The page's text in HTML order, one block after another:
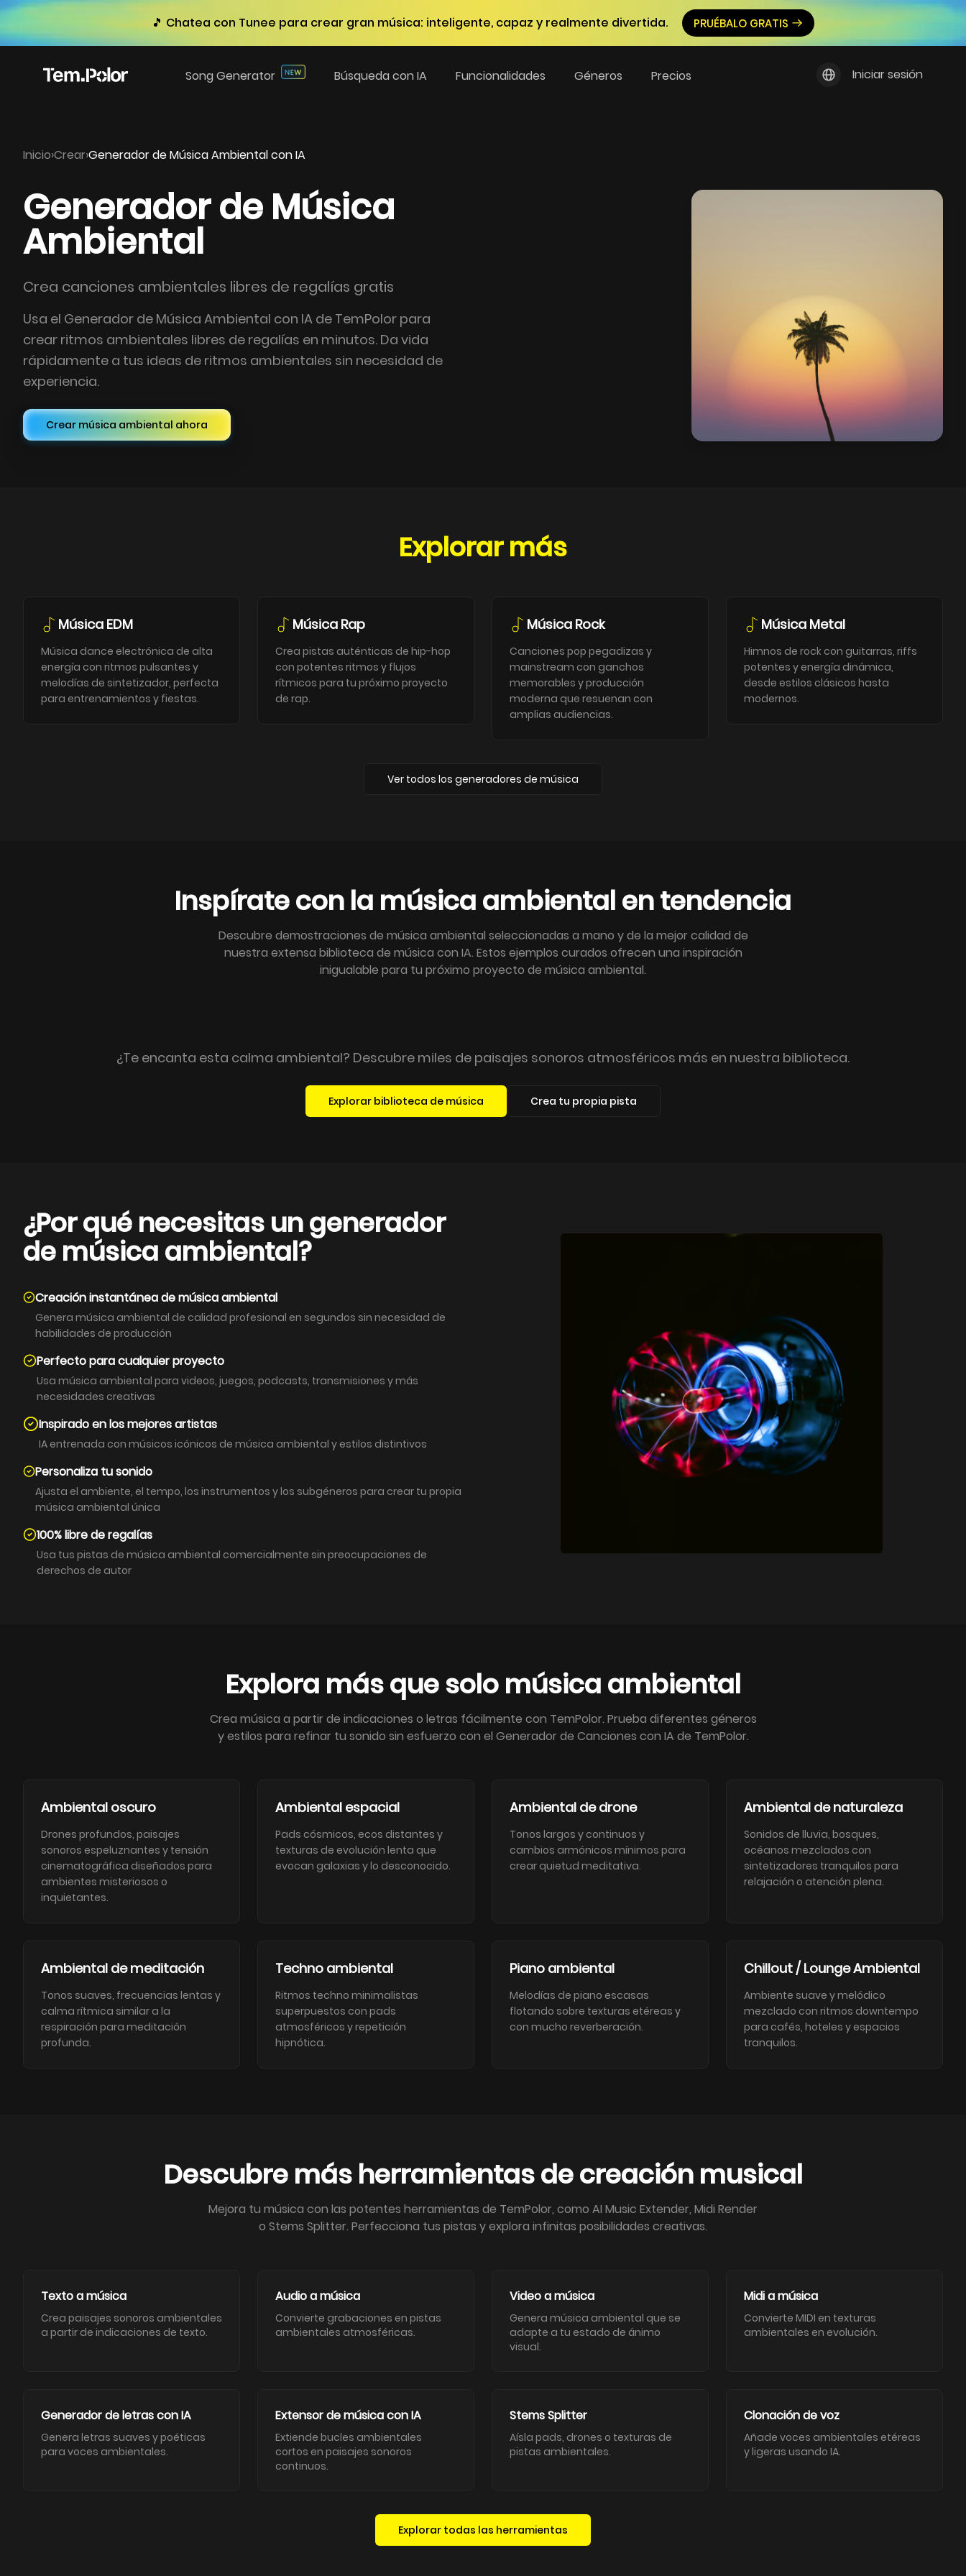
🎵 Chatea con Tunee para crear gran música: inteligente, capaz y realmente divertida. PRUÉBALO GRATIS
Song Generator Búsqueda con IA Funcionalidades Géneros Precios Iniciar sesión
Inicio›Crear›Generador de Música Ambiental con IA
Generador de Música
Ambiental
Crea canciones ambientales libres de regalías gratis
Usa el Generador de Música Ambiental con IA de TemPolor para
crear ritmos ambientales libres de regalías en minutos. Da vida
rápidamente a tus ideas de ritmos ambientales sin necesidad de
experiencia.
Crear música ambiental ahora
Explorar más
Música EDM
Música dance electrónica de alta
energía con ritmos pulsantes y
melodías de sintetizador, perfecta
para entrenamientos y fiestas.
Música Rap
Crea pistas auténticas de hip-hop
con potentes ritmos y flujos
rítmicos para tu próximo proyecto
de rap.
Música Rock
Canciones pop pegadizas y
mainstream con ganchos
memorables y producción
moderna que resuenan con
amplias audiencias.
Música Metal
Himnos de rock con guitarras, riffs
potentes y energía dinámica,
desde estilos clásicos hasta
modernos.
Ver todos los generadores de música
Inspírate con la música ambiental en tendencia
Descubre demostraciones de música ambiental seleccionadas a mano y de la mejor calidad de
nuestra extensa biblioteca de música con IA. Estos ejemplos curados ofrecen una inspiración
inigualable para tu próximo proyecto de música ambiental.
¿Te encanta esta calma ambiental? Descubre miles de paisajes sonoros atmosféricos más en nuestra biblioteca.
Explorar biblioteca de música Crea tu propia pista
¿Por qué necesitas un generador
de música ambiental?
Creación instantánea de música ambiental
Genera música ambiental de calidad profesional en segundos sin necesidad de
habilidades de producción
Perfecto para cualquier proyecto
Usa música ambiental para videos, juegos, podcasts, transmisiones y más
necesidades creativas
Inspirado en los mejores artistas
IA entrenada con músicos icónicos de música ambiental y estilos distintivos
Personaliza tu sonido
Ajusta el ambiente, el tempo, los instrumentos y los subgéneros para crear tu propia
música ambiental única
100% libre de regalías
Usa tus pistas de música ambiental comercialmente sin preocupaciones de
derechos de autor
Explora más que solo música ambiental
Crea música a partir de indicaciones o letras fácilmente con TemPolor. Prueba diferentes géneros
y estilos para refinar tu sonido sin esfuerzo con el Generador de Canciones con IA de TemPolor.
Ambiental oscuro
Drones profundos, paisajes
sonoros espeluznantes y tensión
cinematográfica diseñados para
ambientes misteriosos o
inquietantes.
Ambiental espacial
Pads cósmicos, ecos distantes y
texturas de evolución lenta que
evocan galaxias y lo desconocido.
Ambiental de drone
Tonos largos y continuos y
cambios armónicos mínimos para
crear quietud meditativa.
Ambiental de naturaleza
Sonidos de lluvia, bosques,
océanos mezclados con
sintetizadores tranquilos para
relajación o atención plena.
Ambiental de meditación
Tonos suaves, frecuencias lentas y
calma rítmica similar a la
respiración para meditación
profunda.
Techno ambiental
Ritmos techno minimalistas
superpuestos con pads
atmosféricos y repetición
hipnótica.
Piano ambiental
Melodías de piano escasas
flotando sobre texturas etéreas y
con mucho reverberación.
Chillout / Lounge Ambiental
Ambiente suave y melódico
mezclado con ritmos downtempo
para cafés, hoteles y espacios
tranquilos.
Descubre más herramientas de creación musical
Mejora tu música con las potentes herramientas de TemPolor, como AI Music Extender, Midi Render
o Stems Splitter. Perfecciona tus pistas y explora infinitas posibilidades creativas.
Texto a música
Crea paisajes sonoros ambientales
a partir de indicaciones de texto.
Audio a música
Convierte grabaciones en pistas
ambientales atmosféricas.
Video a música
Genera música ambiental que se
adapte a tu estado de ánimo
visual.
Midi a música
Convierte MIDI en texturas
ambientales en evolución.
Generador de letras con IA
Genera letras suaves y poéticas
para voces ambientales.
Extensor de música con IA
Extiende bucles ambientales
cortos en paisajes sonoros
continuos.
Stems Splitter
Aísla pads, drones o texturas de
pistas ambientales.
Clonación de voz
Añade voces ambientales etéreas
y ligeras usando IA.
Explorar todas las herramientas